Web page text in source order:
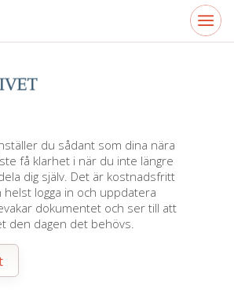
du sådant som dina nära
få klarhet i när du inte längre
dig själv. Det är kostnadsfritt
logga in och uppdatera
dokumentet och ser till att
den dagen det behövs.